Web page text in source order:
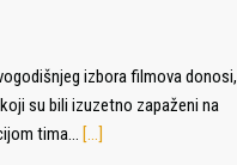
izbora filmova donosi,
su bili izuzetno zapaženi na
tima… […]